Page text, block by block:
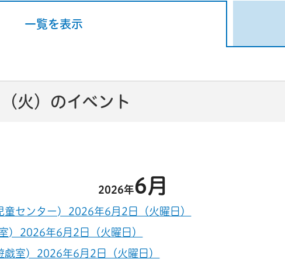
一覧を表示
火）のイベント
2026年6月
童センター) 2026年6月2日（火曜日）
) 2026年6月2日（火曜日）
戯室) 2026年6月2日（火曜日）